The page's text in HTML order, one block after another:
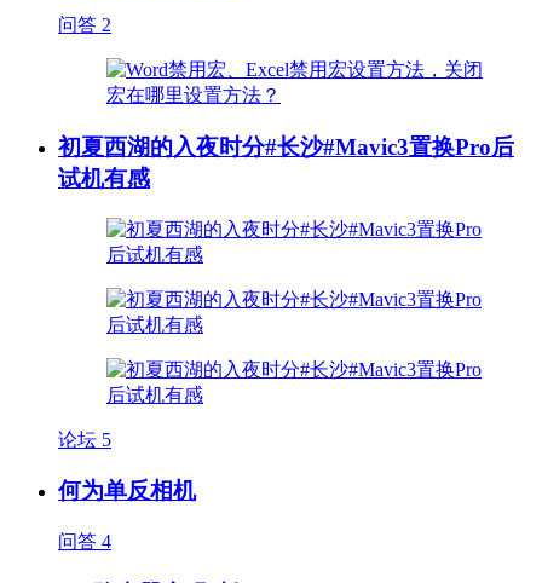
问答 2
初夏西湖的入夜时分#长沙#Mavic3置换Pro后
试机有感
论坛 5
何为单反相机
问答 4